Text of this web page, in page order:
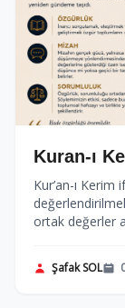
Kuran-ı
Kur’an-ı
ortak değerler
Şafak SOL